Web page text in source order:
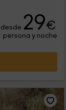
desde 29€
persona y noche